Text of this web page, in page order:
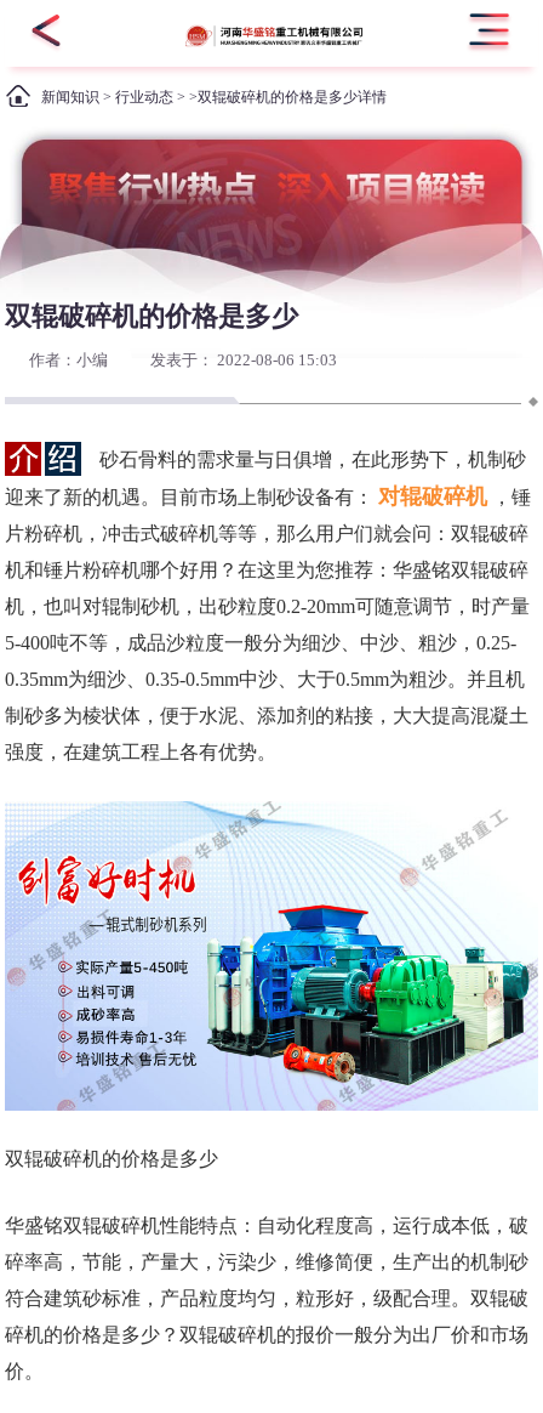
新闻知识 >行业动态 > >双辊破碎机的价格是多少详情
双辊破碎机的价格是多少
作者：小编 发表于： 2022-08-06 15:03
砂石骨料的需求量与日俱增，在此形势下，机制砂
迎来了新的机遇。目前市场上制砂设备有：
对辊破碎机
，锤
片粉碎机，冲击式破碎机等等，那么用户们就会问：双辊破碎
机和锤片粉碎机哪个好用？在这里为您推荐：华盛铭双辊破碎
机，也叫对辊制砂机，出砂粒度0.2-20mm可随意调节，时产量
5-400吨不等，成品沙粒度一般分为细沙、中沙、粗沙，0.25-
0.35mm为细沙、0.35-0.5mm中沙、大于0.5mm为粗沙。并且机
制砂多为棱状体，便于水泥、添加剂的粘接，大大提高混凝土
强度，在建筑工程上各有优势。
双辊破碎机的价格是多少
华盛铭双辊破碎机性能特点：自动化程度高，运行成本低，破
碎率高，节能，产量大，污染少，维修简便，生产出的机制砂
符合建筑砂标准，产品粒度均匀，粒形好，级配合理。双辊破
碎机的价格是多少？双辊破碎机的报价一般分为出厂价和市场
价。